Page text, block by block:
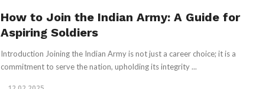
How to Join the Indian Army: A Guide for
Aspiring Soldiers
Introduction Joining the Indian Army is not just a career choice; it is a
commitment to serve the nation, upholding its integrity ...